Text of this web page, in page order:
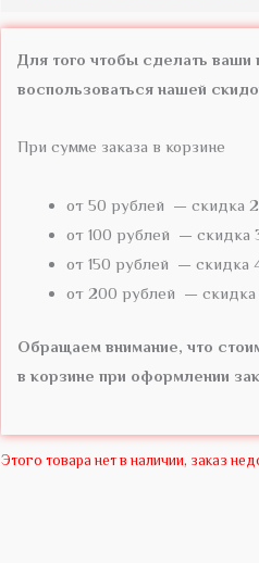
Для того чтобы сделать
воспользоваться нашей
При сумме заказа в корзине
от 50 рублей — скидка
от 100 рублей — скидка
от 150 рублей — скидка
от 200 рублей — скидка
Обращаем внимание, что
в корзине при оформлении
Этого товара нет в наличии, заказ